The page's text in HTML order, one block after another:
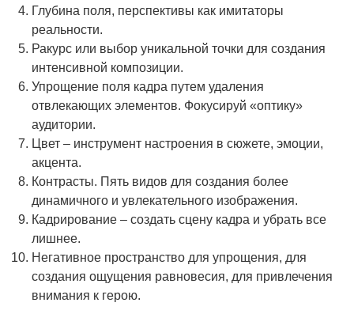
Глубина поля, перспективы как имитаторы
реальности.
Ракурс или выбор уникальной точки для создания
интенсивной композиции.
Упрощение поля кадра путем удаления
отвлекающих элементов. Фокусируй «оптику»
аудитории.
Цвет – инструмент настроения в сюжете, эмоции,
акцента.
Контрасты. Пять видов для создания более
динамичного и увлекательного изображения.
Кадрирование – создать сцену кадра и убрать все
лишнее.
Негативное пространство для упрощения, для
создания ощущения равновесия, для привлечения
внимания к герою.